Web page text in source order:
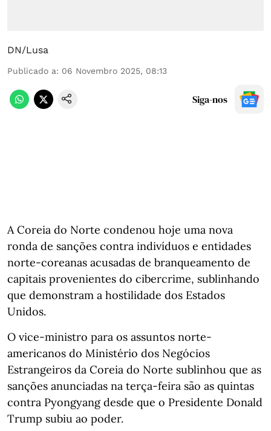
DN/Lusa
Publicado a: 06 Novembro 2025, 08:13
Siga-nos
A Coreia do Norte condenou hoje uma nova
ronda de sanções contra indivíduos e entidades
norte-coreanas acusadas de branqueamento de
capitais provenientes do cibercrime, sublinhando
que demonstram a hostilidade dos Estados
Unidos.
O vice-ministro para os assuntos norte-
americanos do Ministério dos Negócios
Estrangeiros da Coreia do Norte sublinhou que as
sanções anunciadas na terça-feira são as quintas
contra Pyongyang desde que o Presidente Donald
Trump subiu ao poder.